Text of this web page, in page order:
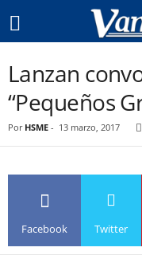
Lanzan
“Pequeños
Por HSME - 13 marzo, 2017
Facebook Twitter